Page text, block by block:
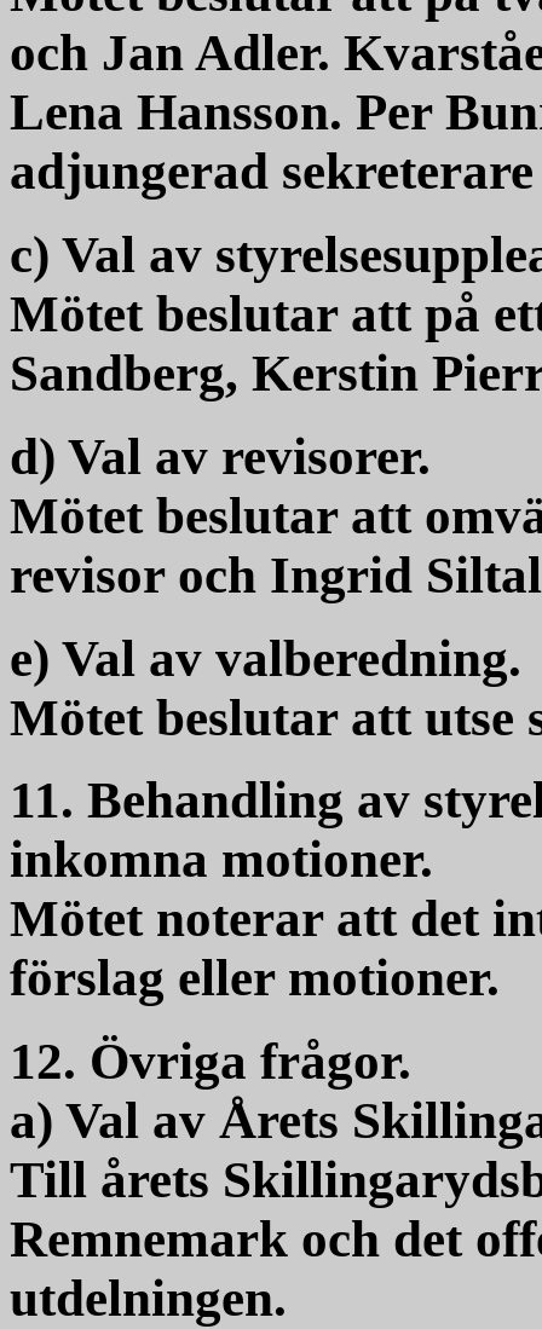
och Jan Adler.
Lena Hansson. Per
adjungerad
c) Val av
Mötet beslutar att på
Sandberg, Kerstin
d) Val av revisorer.
Mötet beslutar att
revisor och Ingrid
e) Val av valberedning.
Mötet beslutar att utse
11. Behandling av
inkomna motioner.
Mötet noterar att det
förslag eller motioner.
12. Övriga frågor.
a) Val av Årets
Till årets
Remnemark och det
utdelningen.